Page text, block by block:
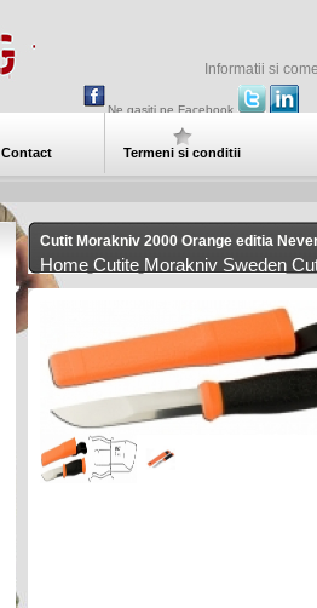
Informatii si
Ne gasiti pe Facebook
Contact Termeni si conditii
Cutit Morakniv 2000 Orange editia
Home Cutite Morakniv Sweden